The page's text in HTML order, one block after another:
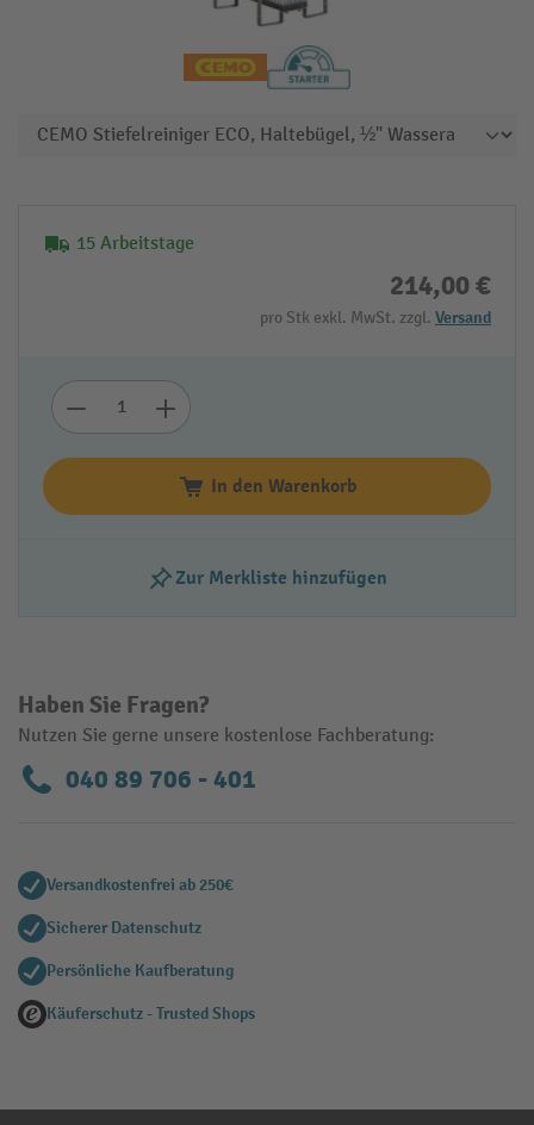
15 Arbeitstage
214,00 €
pro Stk exkl. MwSt. zzgl. Versand
In den Warenkorb
Zur Merkliste hinzufügen
Haben Sie Fragen?
Nutzen Sie gerne unsere kostenlose Fachberatung:
040 89 706 - 401
Versandkostenfrei ab 250€
Sicherer Datenschutz
Persönliche Kaufberatung
Käuferschutz - Trusted Shops